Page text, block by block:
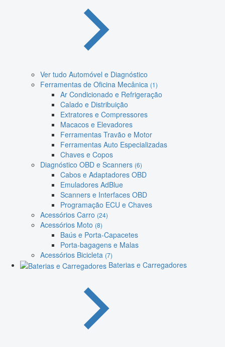
Ver tudo Automóvel e Diagnóstico
Ferramentas de Oficina Mecânica (1)
Ar Condicionado e Refrigeração
Calado e Distribuição
Extratores e Compressores
Macacos e Elevadores
Ferramentas Travão e Motor
Ferramentas Auto Especializadas
Chaves e Copos
Diagnóstico OBD e Scanners (6)
Cabos e Adaptadores OBD
Emuladores AdBlue
Scanners e Interfaces OBD
Programação ECU e Chaves
Acessórios Carro (24)
Acessórios Moto (8)
Baús e Porta-Capacetes
Porta-bagagens e Malas
Acessórios Bicicleta (7)
Baterias e Carregadores